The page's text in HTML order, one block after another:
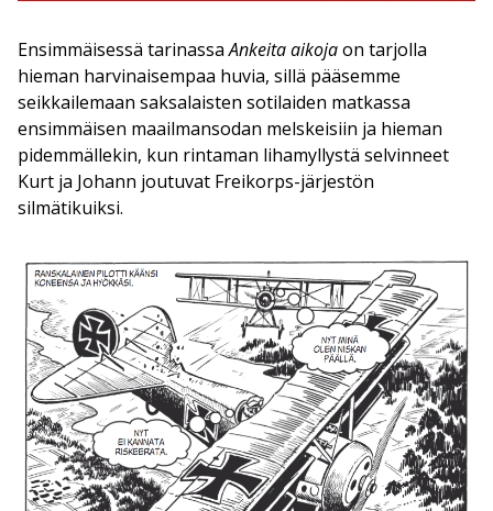
Ensimmäisessä tarinassaAnkeita aikojaon tarjolla
hieman harvinaisempaa huvia, sillä pääsemme
seikkailemaan saksalaisten sotilaiden matkassa
ensimmäisen maailmansodan melskeisiin ja hieman
pidemmällekin, kun rintaman lihamyllystä selvinneet
Kurt ja Johann joutuvat Freikorps-järjestön
silmätikuiksi.